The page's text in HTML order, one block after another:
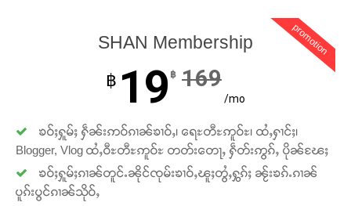
promotion
SHAN Membership
฿ 19 ฿ 169
/mo
ၶဝ်ႈႁူမ်ႈ ႁဵၼ်းဢဝ်ၵၢၼ်ၶၢဝ်ႇ၊ ရေႊတီႊဢူဝ်ႊ၊ ထႆႇႁၢင်ႈ၊
Blogger, Vlog ထႆႇဝီႊတီႊဢူဝ်ႊ တတ်းတေႃႇ ႁဵတ်းဢွၵ်ႇ ပိုၼ်ၽႄႈ
ၶဝ်ႈႁူမ်ႈၵၢၼ်တူင်ႉၼိုင်ၸုမ်းၶၢဝ်ႇၽူႈတွႆႇႁွၵ်ႈ ၼႂ်းၶၵ်ႉၵၢၼ်
ပူၵ်းပွင်ၵၢၼ်သိုဝ်ႇ